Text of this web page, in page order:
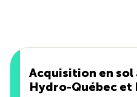
Acquisition en
Hydro-Québec et